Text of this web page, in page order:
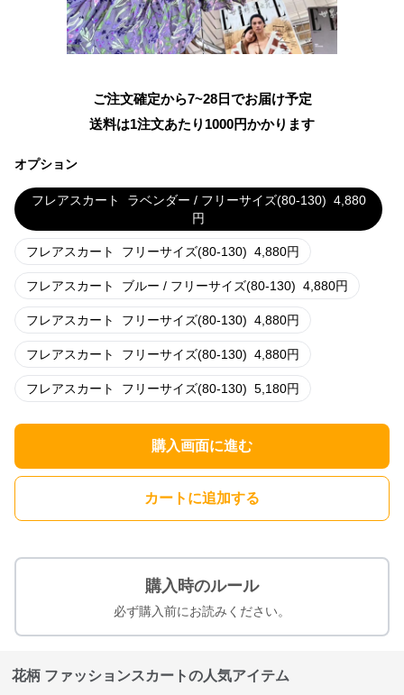
ご注文確定から7~28日でお届け予定
送料は1注文あたり 1000円かかります
オプション
フレアスカート ラベンダー / フリーサイズ(80-130) 4,880
円
フレアスカート フリーサイズ(80-130) 4,880円
フレアスカート ブルー / フリーサイズ(80-130) 4,880円
フレアスカート フリーサイズ(80-130) 4,880円
フレアスカート フリーサイズ(80-130) 4,880円
フレアスカート フリーサイズ(80-130) 5,180円
購入画面に進む
カートに追加する
購入時のルール
必ず購入前にお読みください。
花柄 ファッションスカートの人気アイテム